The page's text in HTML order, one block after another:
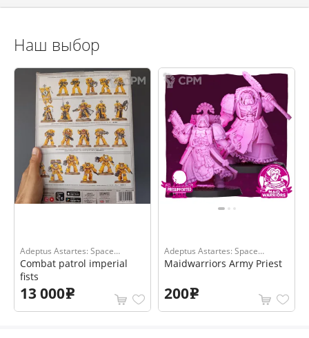
Наш выбор
Adeptus Astartes: Space
Marines
Combat patrol imperial
fists
13 000e
Adeptus Astartes: Space
Marines
Maidwarriors Army Priest
200e